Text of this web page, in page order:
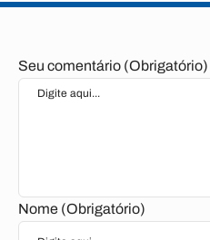
Seu comentário (Obrigatório)
Nome (Obrigatório)